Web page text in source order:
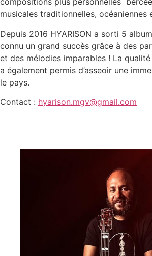
musicales traditionnelles, océaniennes
Depuis 2016 HYARISON a sorti 5
connu un grand succès grâce à des
et des mélodies imparables ! La
a également permis d’asseoir une
le pays.
Contact : hyarison.mgv@gmail.com